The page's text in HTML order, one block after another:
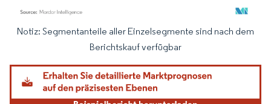
Bild © Mordor Intelligence. Wiederverwendung erfordert Namensnennung
Notiz: Segmentanteile aller Einzelsegmente sind nach dem
Berichtskauf verfügbar